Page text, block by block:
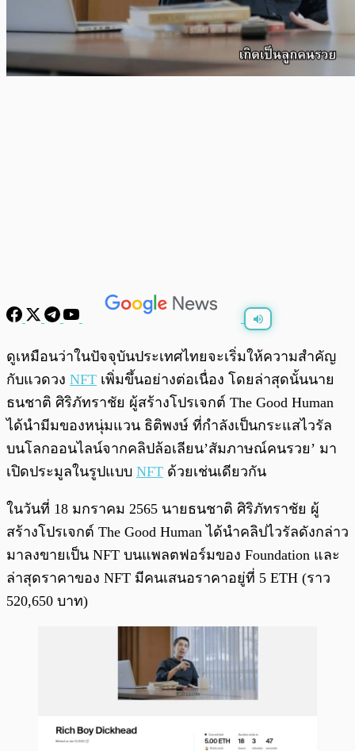
พร้อมเล่น 0:00
ดูเหมือนว่าในปัจจุบันประเทศไทยจะเริ่มให้ความสำคัญ
กับแวดวง NFT เพิ่มขึ้นอย่างต่อเนื่อง โดยล่าสุดนั้นนาย
ธนชาติ ศิริภัทราชัย ผู้สร้างโปรเจกต์ The Good Human
ได้นำมีมของหนุ่มแวน ธิติพงษ์ ที่กำลังเป็นกระแสไวรัล
บนโลกออนไลน์จากคลิปล้อเลียน’สัมภาษณ์คนรวย’ มา
เปิดประมูลในรูปแบบ NFT ด้วยเช่นเดียวกัน
ในวันที่ 18 มกราคม 2565 นายธนชาติ ศิริภัทราชัย ผู้
สร้างโปรเจกต์ The Good Human ได้นำคลิปไวรัลดังกล่าว
มาลงขายเป็น NFT บนแพลตฟอร์มของ Foundation และ
ล่าสุดราคาของ NFT มีคนเสนอราคาอยู่ที่ 5 ETH (ราว
520,650 บาท)